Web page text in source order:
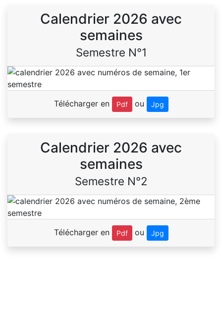
Calendrier 2026 avec
semaines
Semestre N°1
Télécharger en Pdf ou Jpg
Calendrier 2026 avec
semaines
Semestre N°2
Télécharger en Pdf ou Jpg